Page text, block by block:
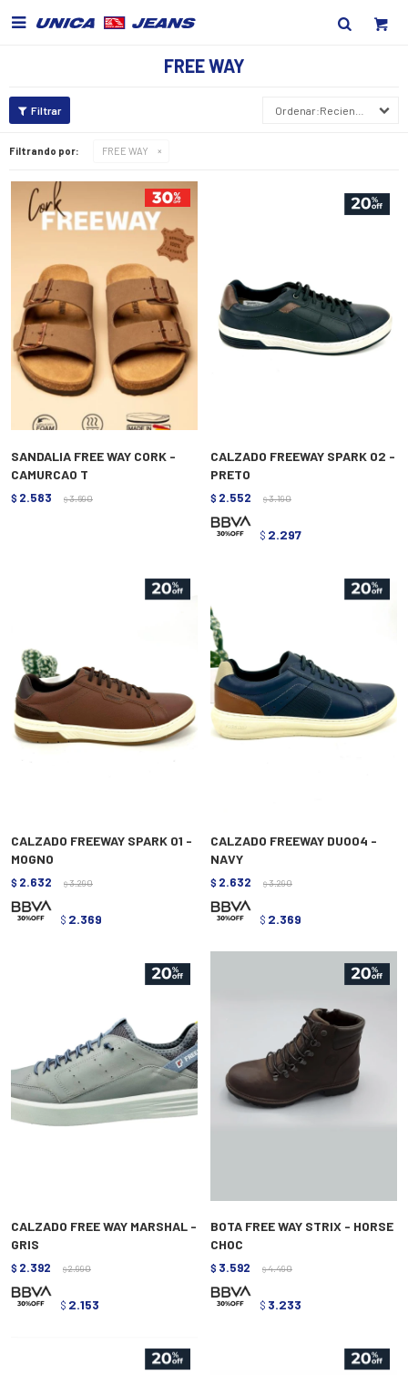

FREE WAY
Recientes
Filtrando por: FREE WAY
SANDALIA FREE WAY CORK -
CAMURCAO T
$ 2.583 $ 3.690
CALZADO FREEWAY SPARK 02 -
PRETO
$ 2.552 $ 3.190
$ 2.297
CALZADO FREEWAY SPARK 01 -
MOGNO
$ 2.632 $ 3.290
$ 2.369
CALZADO FREEWAY DUO04 -
NAVY
$ 2.632 $ 3.290
$ 2.369
CALZADO FREE WAY MARSHAL -
GRIS
$ 2.392 $ 2.990
$ 2.153
BOTA FREE WAY STRIX - HORSE
CHOC
$ 3.592 $ 4.490
$ 3.233